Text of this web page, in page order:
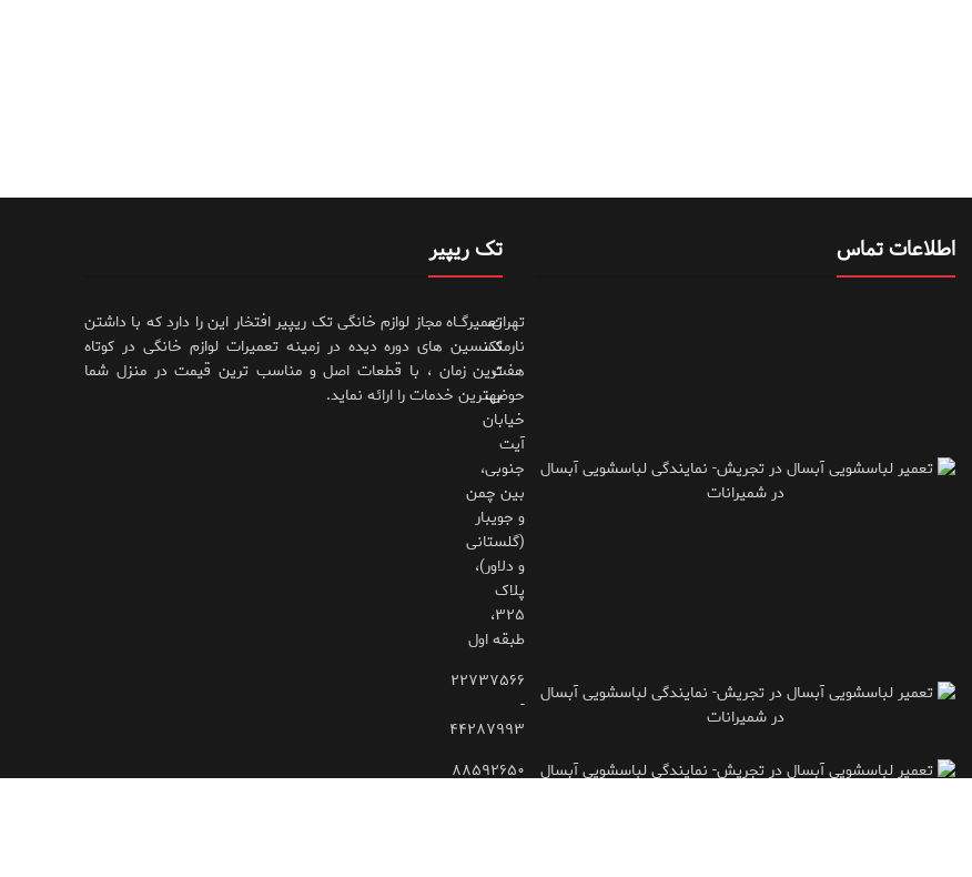
تک ریپیر
تعمیرگــاه مجاز لوازم خانگی تک ریپیر افتخار این را دارد که با داشتن
تکنسین های دوره دیده در زمینه تعمیرات لوازم خانگی در کوتاه
ترین زمان ، با قطعات اصل و مناسب ترین قیمت در منزل شما
بهترین خدمات را ارائه نماید.
اطلاعات تماس
تهران،
نارمک،
هفت
حوض،
خیابان
آیت
جنوبی،
بین چمن
و جویبار
(گلستانی
و دلاور)،
پلاک
۳۲۵،
طبقه اول
۲۲۷۳۷۵۶۶
-
۴۴۲۸۷۹۹۳
۸۸۵۹۲۶۵۰